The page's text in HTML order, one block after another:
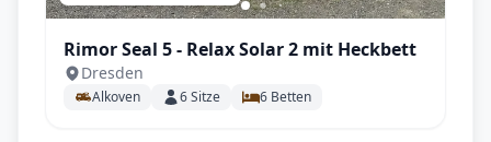
Rimor Seal 5 - Relax Solar 2 mit Heckbett
Dresden
Alkoven 6Sitze 6 Betten